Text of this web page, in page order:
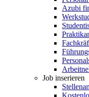
Azubi
Job inserieren